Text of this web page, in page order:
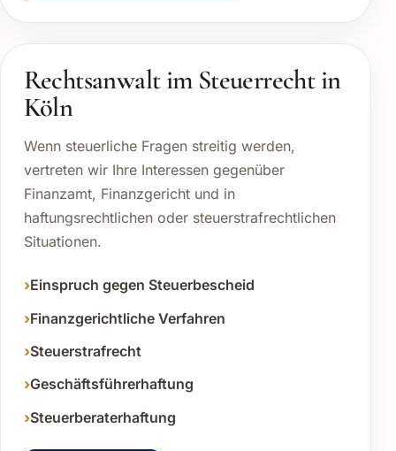
Rechtsanwalt im Steuerrecht in
Köln
Wenn steuerliche Fragen streitig werden,
vertreten wir Ihre Interessen gegenüber
Finanzamt, Finanzgericht und in
haftungsrechtlichen oder steuerstrafrechtlichen
Situationen.
Einspruch gegen Steuerbescheid
Finanzgerichtliche Verfahren
Steuerstrafrecht
Geschäftsführerhaftung
Steuerberaterhaftung